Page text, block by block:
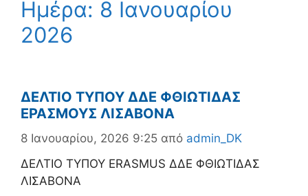
Ημέρα: 8 Ιανουαρίου
2026
ΔΕΛΤΙΟ ΤΥΠΟΥ ΔΔΕ ΦΘΙΩΤΙΔΑΣ
ΕΡΑΣΜΟΥΣ ΛΙΣΑΒΟΝΑ
8 Ιανουαρίου, 2026 9:25 από admin_DK
ΔΕΛΤΙΟ ΤΥΠΟΥ ERASMUS ΔΔΕ ΦΘΙΩΤΙΔΑΣ
ΛΙΣΑΒΟΝΑ